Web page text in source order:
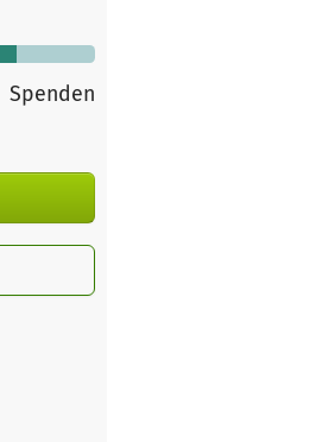
Spenden